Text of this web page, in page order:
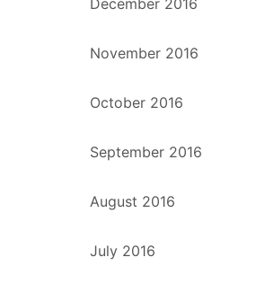
November 2016
October 2016
September 2016
August 2016
July 2016